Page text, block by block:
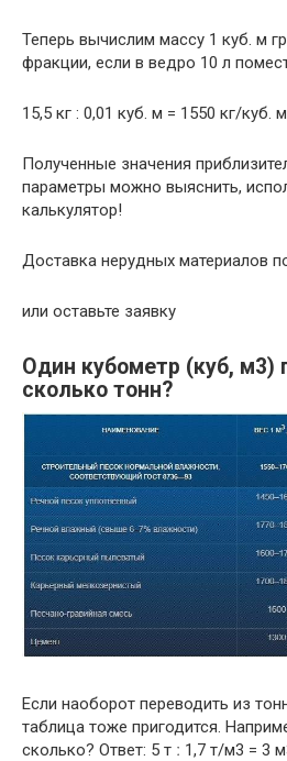
Теперь вычислим массу 1 куб. м
фракции, если в ведро 10 л
15,5 кг : 0,01 куб. м = 1550 кг/куб. м
Полученные значения
параметры можно выяснить,
калькулятор!
Доставка нерудных материалов
или оставьте заявку
Один кубометр (куб, м3)
сколько тонн?
Если наоборот переводить из
таблица тоже пригодится.
сколько? Ответ: 5 т ː 1,7 т/м3 = 3